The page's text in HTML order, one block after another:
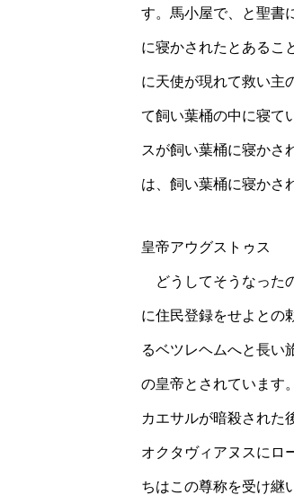
す。馬小屋で、と聖書
に寝かされたとあるこ
に天使が現れて救い主
て飼い葉桶の中に寝て
スが飼い葉桶に寝かさ
は、飼い葉桶に寝かさ
皇帝アウグストゥス
どうしてそうなった
に住民登録をせよとの
るベツレヘムへと長い
の皇帝とされています
カエサルが暗殺された
オクタヴィアヌスにロ
ちはこの尊称を受け継